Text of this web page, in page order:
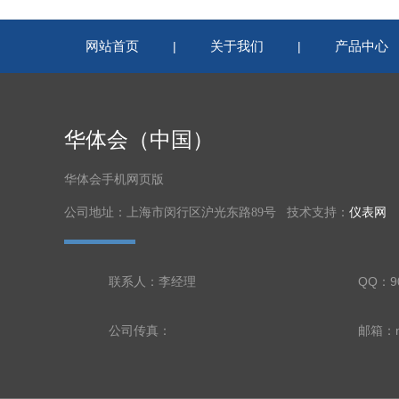
网站首页 | 关于我们 | 产品中心
华体会（中国）
华体会手机网页版
公司地址：上海市闵行区沪光东路89号 技术支持： 仪表网
联系人：李经理 QQ：
公司传真： 邮箱